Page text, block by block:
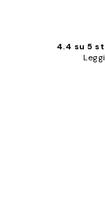
4.4 su 5